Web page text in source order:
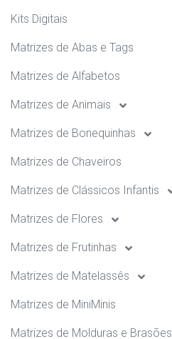
Kits Digitais
Matrizes de Abas e Tags
Matrizes de Alfabetos
Matrizes de Animais
Matrizes de Bonequinhas
Matrizes de Chaveiros
Matrizes de Clássicos Infantis
Matrizes de Flores
Matrizes de Frutinhas
Matrizes de Matelassês
Matrizes de MiniMinis
Matrizes de Molduras e Brasões